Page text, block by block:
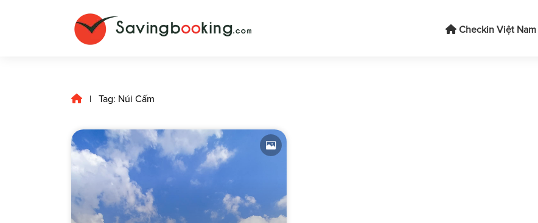
Checkin Việt Nam
| Tag: Núi Cấm